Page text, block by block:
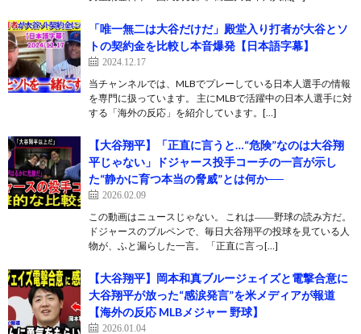
「唯一無二は大谷だけだ」殿堂入り打者が大谷とソ
トの契約金を比較し本音爆発【日本語字幕】
2024.12.17
当チャンネルでは、MLBでプレーしている日本人選手の情報
を専門に扱っています。 主にMLBで活躍中の日本人選手に対
する「海外の反応」を紹介しています。[…]
【大谷翔平】「正直に言うと…“危険”なのは大谷翔
平じゃない」ドジャース投手コーチの一言が示し
た“静かに育つ本当の脅威”とは何か──
2026.02.09
この動画はニュースじゃない。 これは――野球の読み方だ。
ドジャースのブルペンで、毎日大谷翔平の投球を見ている人
物が、ふと漏らした一言。 「正直に言っ[…]
【大谷翔平】岡本和真ブルージェイズと電撃合意に
大谷翔平が放った“感涙発言”を米メディアが報道
【海外の反応 MLBメジャー 野球】
2026.01.04